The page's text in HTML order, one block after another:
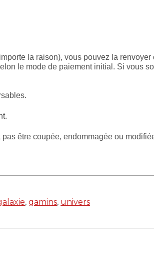
la raison), vous pouvez la
le mode de paiement initial. Si vous
être coupée, endommagée ou
,gamins, univers